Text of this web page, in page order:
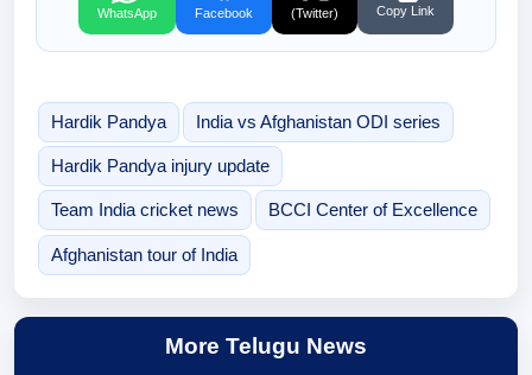
WhatsApp Facebook (Twitter) Copy Link
Hardik Pandya India vs Afghanistan ODI series
Hardik Pandya injury update
Team India cricket news BCCI Center of Excellence
Afghanistan tour of India
More Telugu News